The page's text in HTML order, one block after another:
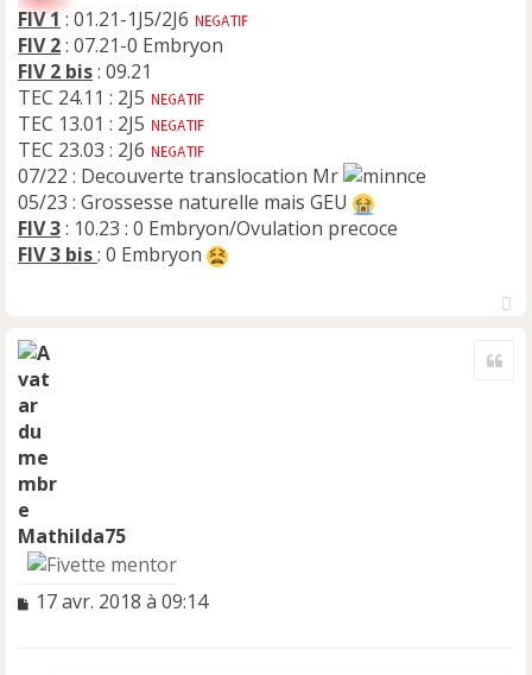
FIV 1 : 01.21-1J5/2J6
FIV 2: 07.21-0 Embryon
FIV 2 bis: 09.21
TEC 24.11 : 2J5
TEC 13.01 : 2J5
TEC 23.03 : 2J6
07/22 : Decouverte translocation Mr
05/23 : Grossesse naturelle mais GEU
FIV 3: 10.23 : 0 Embryon/Ovulation precoce
FIV 3 bis: 0 Embryon
Mathilda75
M17 avr. 2018 à 09:14